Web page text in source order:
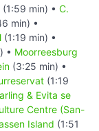
(1:59 min) • C.
min) •
(1:19 min) •
• Moorreesburg
(3:25 min) •
(1:19
& Evita se
Centre (San-
Island (1:51